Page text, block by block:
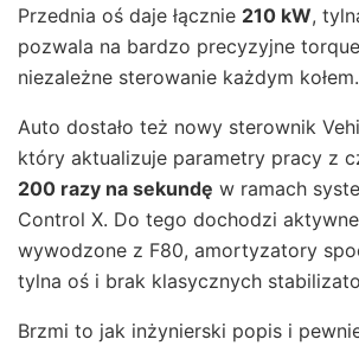
Przednia oś daje łącznie 210 kW,
pozwala na bardzo precyzyjne
niezależne sterowanie każdym kołem.
Auto dostało też nowy sterownik
który aktualizuje parametry pracy z
200 razy na sekundę w ramach
Control X. Do tego dochodzi
wywodzone z F80, amortyzatory
tylna oś i brak klasycznych
Brzmi to jak inżynierski popis i